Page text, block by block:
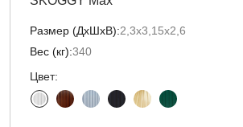
Размер (ДxШxВ):2,3х3,15х2,6
Вес (кг):340
Цвет: